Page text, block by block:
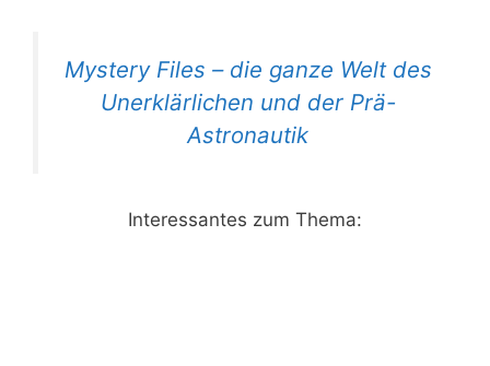
Mystery Files – die ganze Welt des
Unerklärlichen und der Prä-
Astronautik
Interessantes zum Thema: